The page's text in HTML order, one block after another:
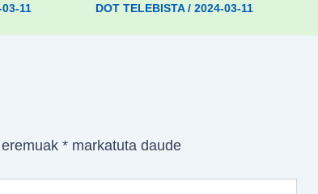
11 DOT TELEBISTA/2024-03-11
*markatuta daude